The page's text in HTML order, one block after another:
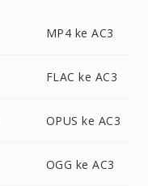
MP4 ke AC3
FLAC ke AC3
OPUS ke AC3
OGG ke AC3